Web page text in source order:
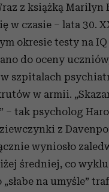
z książką Marilyn
w czasie – lata 30.
okresie testy na
do oceny
szpitalach
w armii.
– tak psycholog
z
wyniosło
średniej, co
na umyśle”